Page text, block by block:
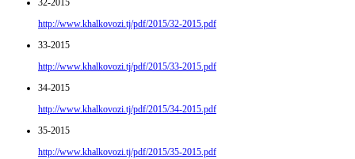
32-2015
http://www.khalkovozi.tj/pdf/2015/32-2015.pdf
33-2015
http://www.khalkovozi.tj/pdf/2015/33-2015.pdf
34-2015
http://www.khalkovozi.tj/pdf/2015/34-2015.pdf
35-2015
http://www.khalkovozi.tj/pdf/2015/35-2015.pdf